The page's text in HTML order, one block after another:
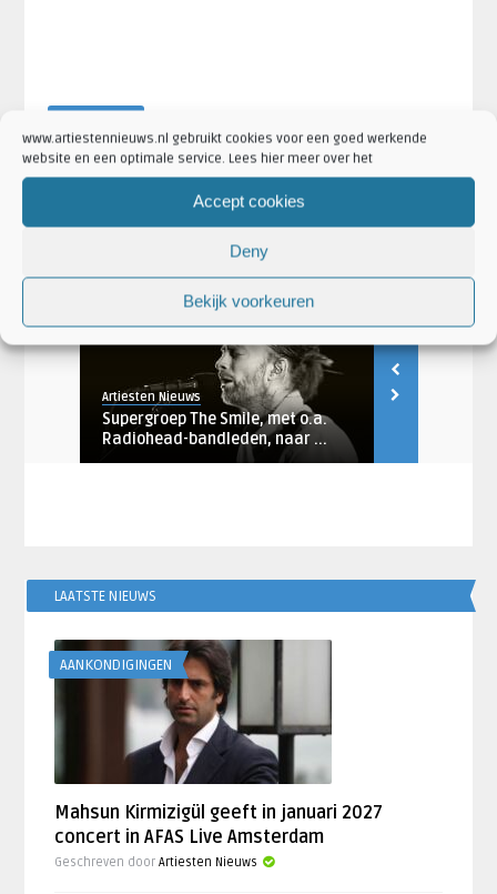
www.artiestennieuws.nl gebruikt cookies voor een goed werkende
website en een optimale service. Lees hier meer over het
Accept cookies
Deny
Bekijk voorkeuren
Radiohead·Radiohead - OK Computer·Radiohead 2017·
Radiohead Man Of War · ·
Artiesten·Nieuws
Videos
AANKONDIGINGEN
Artiesten Nieuws
Supergroep The Smile, met o.a.
Radiohead-bandleden, naar ...
LAATSTE NIEUWS
AANKONDIGINGEN
Mahsun Kirmizigül geeft in januari 2027
concert in AFAS Live Amsterdam
Geschreven doorArtiesten Nieuws